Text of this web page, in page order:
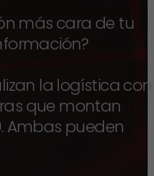
más cara de tu
la logística con
que montan
Ambas pueden